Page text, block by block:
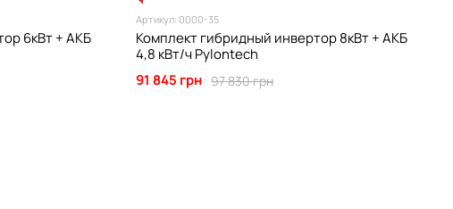
6кВт + АКБ
Артикул: 0000-35
Комплект гибридный инвертор 8кВт + АКБ
4,8 кВт/ч Pylontech
97 830 грн
91 845 грн